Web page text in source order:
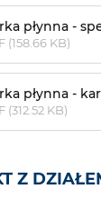
płynna -
(158.66 KB)
płynna -
(312.52 KB)
Z